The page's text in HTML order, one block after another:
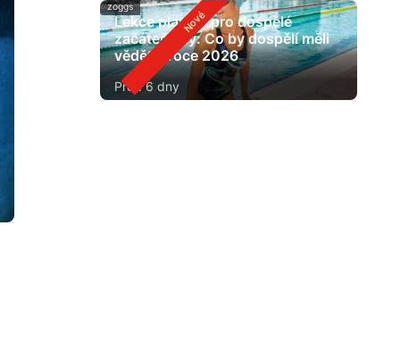
zoggs
Lekce plavání pro dospělé
začátečníky: Co by dospělí měli
vědět v roce 2026
Před 6 dny